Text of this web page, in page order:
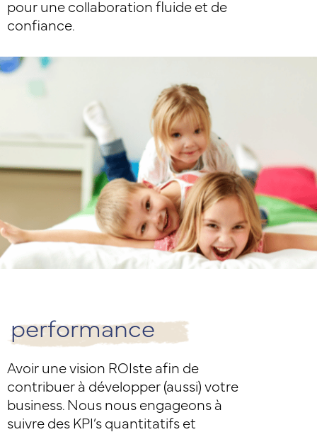
pour une collaboration fluide et de
confiance.
performance
Avoir une vision ROIste afin de
contribuer à développer (aussi) votre
business. Nous nous engageons à
suivre des KPI’s quantitatifs et